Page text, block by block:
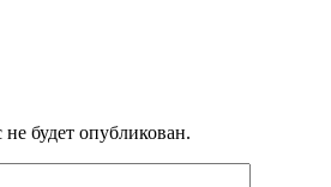
будет опубликован.